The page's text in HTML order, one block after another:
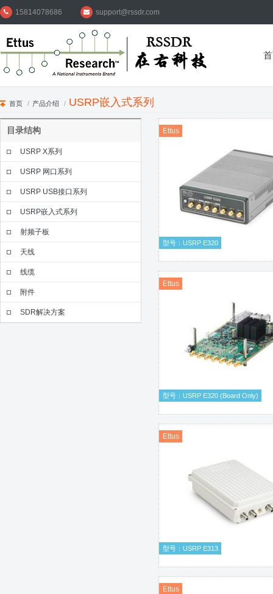
15814078686 support@rssdr.com
首页 / 产品介绍 / USRP嵌入式系列
目录结构
USRP X系列
USRP 网口系列
USRP USB接口系列
USRP嵌入式系列
射频子板
天线
线缆
附件
SDR解决方案
Ettus
型号：USRP E320
Ettus
型号：USRP E320 (Board Only)
Ettus
型号：USRP E313
Ettus